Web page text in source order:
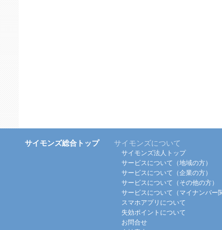
サイモンズ総合トップ サイモンズについて
サイモンズ法人トップ
サービスについて（地域の方）
サービスについて（企業の方）
サービスについて（その他の方）
サービスについて（マイナンバー
スマホアプリについて
失効ポイントについて
お問合せ